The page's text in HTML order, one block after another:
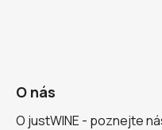
O nás
O justWINE - poznejte